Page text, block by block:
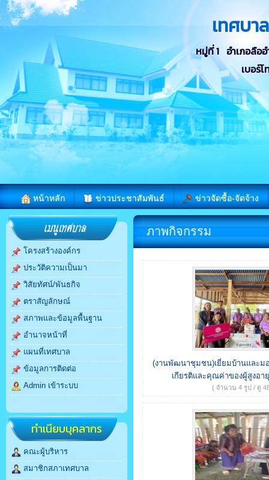
เทศบา
หมู่ที่ 1 อำเภอลืออ
เบอร์
หน้าหลัก ข่าวประชาสัมพันธ์ ข่าวจัดซื้อ-จัดจ้าง
โครงสร้างองค์กร
ประวัติความเป็นมา
วิสัยทัศน์/พันธกิจ
ตราสัญลักษณ์
สภาพและข้อมูลพื้นฐาน
อำนาจหน้าที่
แผนที่เทศบาล
ข้อมูลการติดต่อ
Admin เข้าระบบ
ทำเนียบบุคลากร
คณะผู้บริหาร
สมาชิกสภาเทศบาล
ภาพกิจกรรม
(งานพัฒนาชุมชน)เยี่ยมบ้านและม
เกียรติและคุณค่าของผู้สูงอา
( จำนวน 4 รูป / ดู